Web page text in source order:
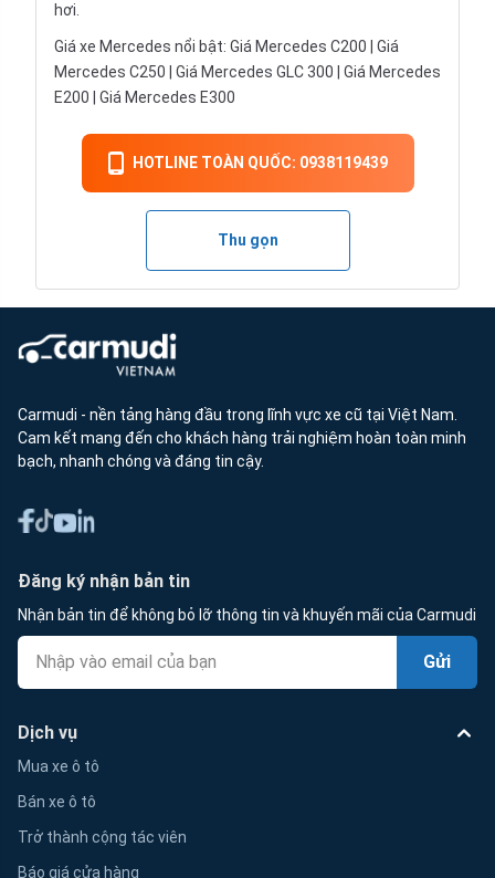
hơi.
Giá xe Mercedes nổi bật: Giá Mercedes C200 | Giá
Mercedes C250 | Giá Mercedes GLC 300 | Giá Mercedes
E200 | Giá Mercedes E300
HOTLINE TOÀN QUỐC: 0938119439
Thu gọn
Carmudi - nền tảng hàng đầu trong lĩnh vực xe cũ tại Việt Nam.
Cam kết mang đến cho khách hàng trải nghiệm hoàn toàn minh
bạch, nhanh chóng và đáng tin cậy.
Đăng ký nhận bản tin
Nhận bản tin để không bỏ lỡ thông tin và khuyến mãi của Carmudi
Gửi
Dịch vụ
Mua xe ô tô
Bán xe ô tô
Trở thành cộng tác viên
Báo giá cửa hàng